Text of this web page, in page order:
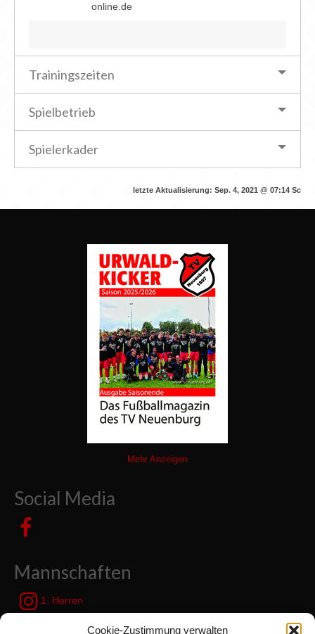
Cookie-Zustimmung verwalten
online.de
Trainingszeiten
Spielbetrieb
Spielerkader
letzte Aktualisierung: Sep. 4, 2021 @ 07:14 Sc
Mehr Anzeigen
Social Media
Mannschaften
1. Herren
JSG Zetel / Friesische Wehde